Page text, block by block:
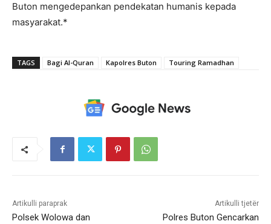
Buton mengedepankan pendekatan humanis kepada
masyarakat.*
TAGS Bagi Al-Quran Kapolres Buton Touring Ramadhan
Artikulli paraprak
Polsek Wolowa dan
Artikulli tjetër
Polres Buton Gencarkan